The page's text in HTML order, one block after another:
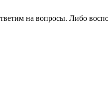
на вопросы. Либо